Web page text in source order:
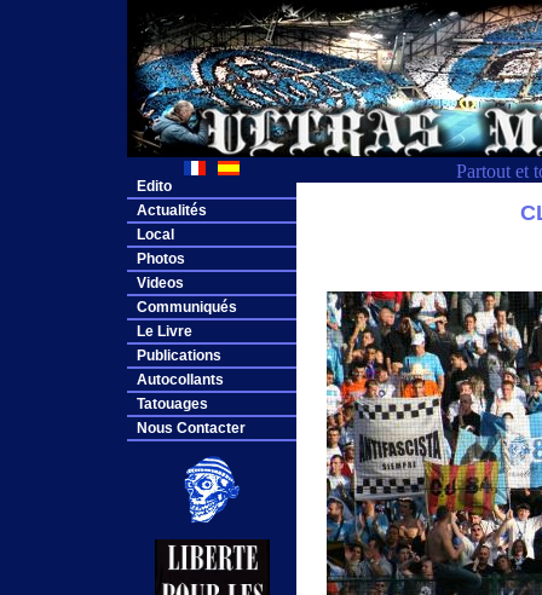
Partout et
Edito
Actualités
Local
Photos
Videos
Communiqués
Le Livre
Publications
Autocollants
Tatouages
Nous Contacter